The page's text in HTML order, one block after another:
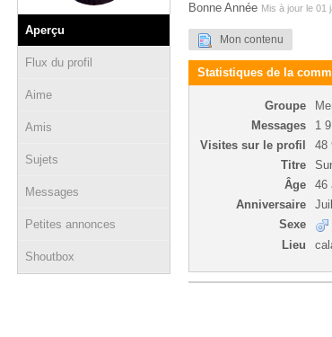
Aperçu
Flux du profil
Aime
Amis
Sujets
Messages
Petites annonces
Shoutbox
Bonne Année Mis à jour le 01
Mon contenu
Statistiques de la
Groupe
Messages
1
Visites sur le profil
48
Titre
Âge
46
Anniversaire
Sexe
Lieu